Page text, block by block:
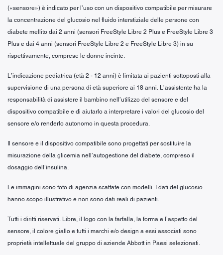
(«sensore») è indicato per l’uso con un dispositivo compatibile per misurare
la concentrazione del glucosio nel fluido interstiziale delle persone con
diabete mellito dai 2 anni (sensori FreeStyle Libre 2 Plus e FreeStyle Libre 3
Plus e dai 4 anni (sensori FreeStyle Libre 2 e FreeStyle Libre 3) in su
rispettivamente, comprese le donne incinte.
L’indicazione pediatrica (età 2 - 12 anni) è limitata ai pazienti sottoposti alla
supervisione di una persona di età superiore ai 18 anni. L’assistente ha la
responsabilità di assistere il bambino nell’utilizzo del sensore e del
dispositivo compatibile e di aiutarlo a interpretare i valori del glucosio del
sensore e/o renderlo autonomo in questa procedura.
Il sensore e il dispositivo compatibile sono progettati per sostituire la
misurazione della glicemia nell’autogestione del diabete, compreso il
dosaggio dell’insulina.
Le immagini sono foto di agenzia scattate con modelli. I dati del glucosio
hanno scopo illustrativo e non sono dati reali di pazienti.
Tutti i diritti riservati. Libre, il logo con la farfalla, la forma e l’aspetto del
sensore, il colore giallo e tutti i marchi e/o design a essi associati sono
proprietà intellettuale del gruppo di aziende Abbott in Paesi selezionati.